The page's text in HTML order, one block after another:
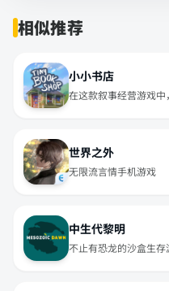
相似推荐
小小书店
在这款叙事经营游戏中
世界之外
无限流言情手机游戏
中生代黎明
不止有恐龙的沙盒生存